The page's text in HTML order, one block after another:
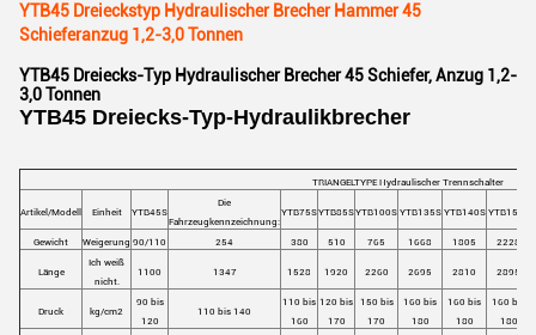
YTB45 Dreieckstyp Hydraulischer Brecher Hammer 45
Schieferanzug 1,2-3,0 Tonnen
YTB45 Dreiecks-Typ Hydraulischer Brecher 45 Schiefer, Anzug 1,2-
3,0 Tonnen
YTB45 Dreiecks-Typ-Hydraulikbrecher
TRIANGELTYPE Hydraulischer Trennschalter
Artikel/Modell Einheit YTB45S
Die
Fahrzeugkennzeichnung:
YTB75SYTB85SYTB100S YTB135S YTB140S YTB150S
Gewicht Weigerung 90/110 254 380 510 765 1668 1805 2228
Länge
Ich weiß
nicht.
1100 1347 1528 1920 2260 2695 2810 2895
Druck kg/cm2
90 bis
120
110 bis 140
110 bis
160
120 bis
170
150 bis
170
160 bis
180
160 bis
180
160 bis
180